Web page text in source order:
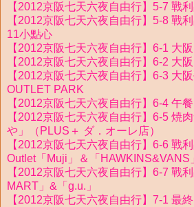
【2012京阪七天六夜自由行】5-7 戰
【2012京阪七天六夜自由行】5-8 戰
11小點心
【2012京阪七天六夜自由行】6-1 大
【2012京阪七天六夜自由行】6-2 大
【2012京阪七天六夜自由行】6-3 大
OUTLET PARK
【2012京阪七天六夜自由行】6-4 午
【2012京阪七天六夜自由行】6-5 焼
や」（PLUS＋ ダ．オーレ店）
【2012京阪七天六夜自由行】6-6 戰
Outlet「Muji」＆「HAWKINS&VANS
【2012京阪七天六夜自由行】6-7 戰
MART」&「g.u.」
【2012京阪七天六夜自由行】7-1 最